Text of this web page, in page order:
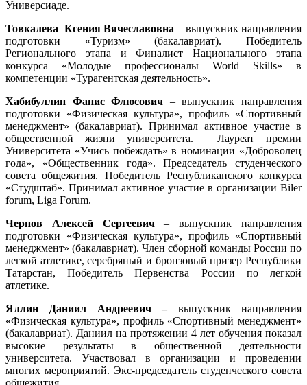
Универсиаде.
Товкалева Ксения Вячеславовна – выпускник направления
подготовки «Туризм» (бакалавриат). Победитель
Регионального этапа и Финалист Национального этапа
конкурса «Молодые профессионалы World Skills» в
компетенции «Турагентская деятельность».
Хабибуллин Фанис Флюсович – выпускник направления
подготовки «Физическая культура», профиль «Спортивный
менеджмент» (бакалавриат). Принимал активное участие в
общественной жизни университета. Лауреат премии
Университета «Учись побеждать» в номинации «Доброволец
года», «Общественник года». Председатель студенческого
совета общежития. Победитель Республиканского конкурса
«Студштаб». Принимал активное участие в организации Biler
forum, Liga Forum.
Чернов Алексей Сергеевич– выпускник направления
подготовки «Физическая культура», профиль «Спортивный
менеджмент» (бакалавриат). Член сборной команды России по
легкой атлетике, серебряный и бронзовый призер Республики
Татарстан, Победитель Первенства России по легкой
атлетике.
Яллин Даниил Андреевич – выпускник
направления
«Физическая культура», профиль «Спортивный менеджмент»
(бакалавриат). Даниил на протяжении 4 лет обучения показал
высокие результаты в общественной деятельности
университета. Участвовал в организации и проведении
многих мероприятий. Экс-председатель студенческого совета
общежития.